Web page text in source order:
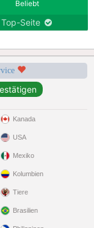
Beliebt
Top-Seite
Kanada
USA
Mexiko
Kolumbien
Tiere
Brasilien